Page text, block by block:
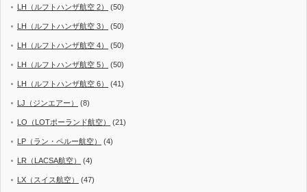
LH（ルフトハンザ航空 2） (50)
LH（ルフトハンザ航空 3） (50)
LH（ルフトハンザ航空 4） (50)
LH（ルフトハンザ航空 5） (50)
LH（ルフトハンザ航空 6） (41)
LJ（ジンエアー） (8)
LO（LOTポーランド航空） (21)
LP（ラン・ペルー航空） (4)
LR（LACSA航空） (4)
LX（スイス航空） (47)